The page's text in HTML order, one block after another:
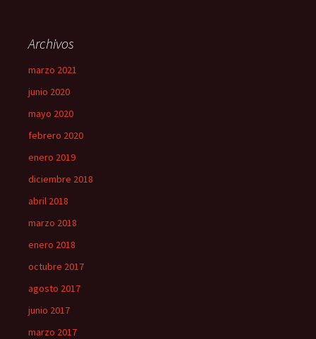
Archivos
marzo 2021
junio 2020
mayo 2020
febrero 2020
enero 2019
diciembre 2018
abril 2018
marzo 2018
enero 2018
octubre 2017
agosto 2017
junio 2017
marzo 2017